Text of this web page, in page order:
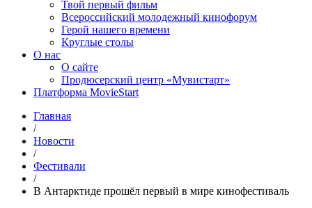
Твой первый фильм
Всероссийский молодежный кинофорум
Герой нашего времени
Круглые столы
О нас
О сайте
Продюсерский центр «Мувистарт»
Платформа MovieStart
Главная
/
Новости
/
Фестивали
/
В Антарктиде прошёл первый в мире кинофестиваль